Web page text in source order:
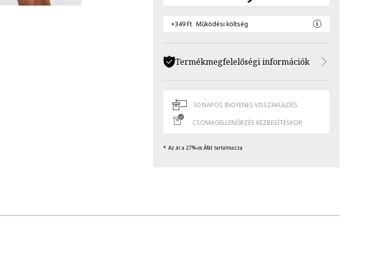
+349 Ft Működési költség
Termékmegfelelőségi információk
30 NAPOS INGYENES VISSZAKÜLDÉS
CSOMAGELLENŐRZÉS KÉZBESÍTÉSKOR
Az ár a 27%-os Áfát tartalmazza